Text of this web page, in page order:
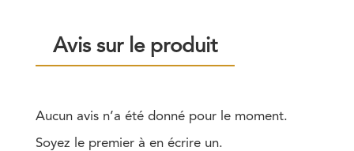
Avis sur le produit
Aucun avis n’a été donné pour le moment.
Soyez le premier à en écrire un.